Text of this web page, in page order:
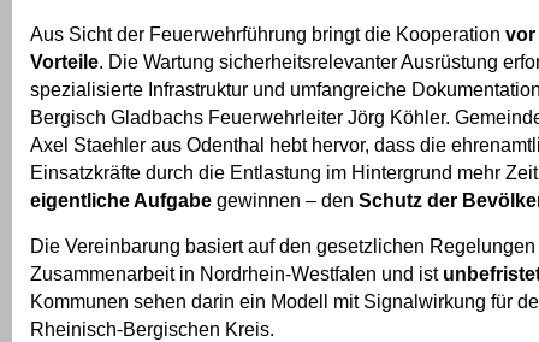
Aus Sicht der Feuerwehrführung bringt die Kooperation vor
Vorteile. Die Wartung sicherheitsrelevanter Ausrüstung
spezialisierte Infrastruktur und umfangreiche
Bergisch Gladbachs Feuerwehrleiter Jörg Köhler.
Axel Staehler aus Odenthal hebt hervor, dass die
Einsatzkräfte durch die Entlastung im Hintergrund mehr
eigentliche Aufgabe gewinnen – den Schutz der
Die Vereinbarung basiert auf den gesetzlichen
Zusammenarbeit in Nordrhein-Westfalen und ist
Kommunen sehen darin ein Modell mit Signalwirkung für
Rheinisch-Bergischen Kreis.